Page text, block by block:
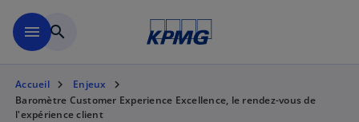
menu search
Accueil
Enjeux
Baromètre Customer Experience Excellence, le rendez-vous de
l'expérience client